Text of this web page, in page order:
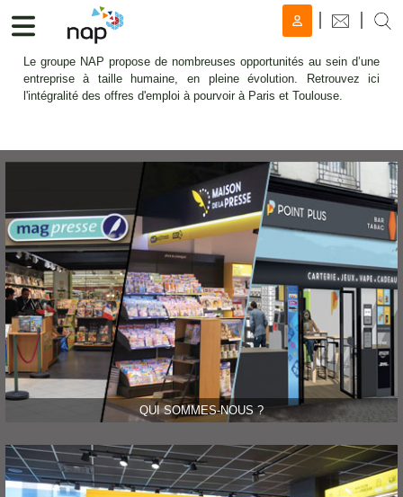
Le groupe NAP propose de nombreuses opportunités au sein d’une
entreprise à taille humaine, en pleine évolution. Retrouvez ici
l'intégralité des offres d'emploi à pourvoir à Paris et Toulouse.
QUI SOMMES-NOUS ?